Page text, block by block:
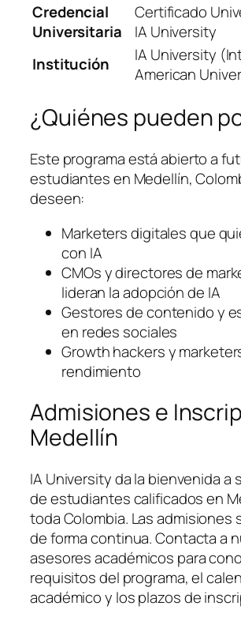
Credencial
Universitaria
Certificado
IA University
Institución
IA University
American
¿Quiénes pueden
Este programa está abierto a
estudiantes en Medellín,
deseen:
Marketers digitales que
con IA
CMOs y directores de
lideran la adopción de IA
Gestores de contenido y
en redes sociales
Growth hackers y
rendimiento
Admisiones e
Medellín
IA University da la bienvenida a
de estudiantes calificados en
toda Colombia. Las admisiones
de forma continua. Contacta a
asesores académicos para
requisitos del programa, el
académico y los plazos de